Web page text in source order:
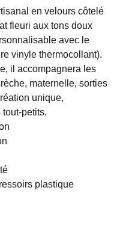
en velours côtelé
fleuri aux tons doux
avec le
vinyle thermocollant).
il accompagnera les
maternelle, sorties
unique,
petits.
plastique